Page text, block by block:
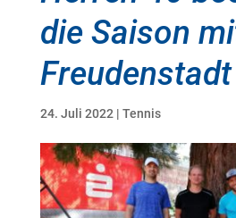
die Saison
Freudenstadt
24. Juli 2022 | Tennis